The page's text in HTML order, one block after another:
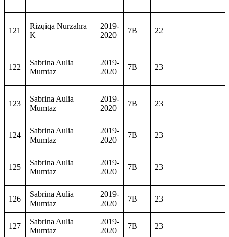
121
Rizqiqa Nurzahra
K
2019-
2020
7B 22
122
Sabrina Aulia
Mumtaz
2019-
2020
7B 23
123
Sabrina Aulia
Mumtaz
2019-
2020
7B 23
124
Sabrina Aulia
Mumtaz
2019-
2020
7B 23
125
Sabrina Aulia
Mumtaz
2019-
2020
7B 23
126
Sabrina Aulia
Mumtaz
2019-
2020
7B 23
127
Sabrina Aulia
Mumtaz
2019-
2020
7B 23